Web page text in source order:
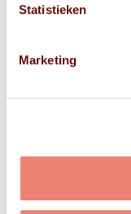
Statistieken
Marketing